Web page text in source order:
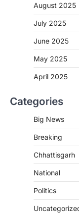
August 2025
July 2025
June 2025
May 2025
April 2025
Categories
Big News
Breaking
Chhattisgarh
National
Politics